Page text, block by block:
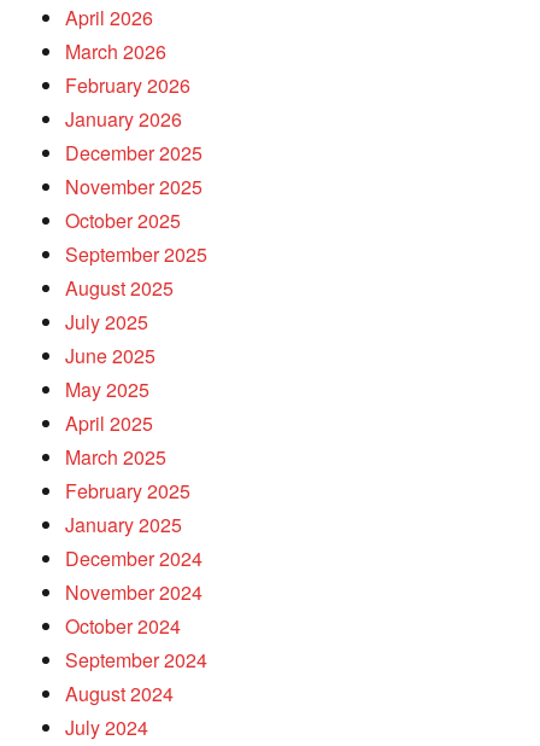
April 2026
March 2026
February 2026
January 2026
December 2025
November 2025
October 2025
September 2025
August 2025
July 2025
June 2025
May 2025
April 2025
March 2025
February 2025
January 2025
December 2024
November 2024
October 2024
September 2024
August 2024
July 2024